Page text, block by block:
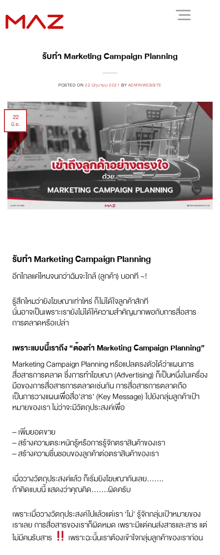
รับทำ Marketing Campaign Planning
POSTED ON22 มิถุนายน 2021 BY ADMINWEBSITE
22
มิ.ย.
รับทำ Marketing Campaign Planning
อีกไกลแค่ไหนจนกว่าฉันจะใกล้ (ลูกค้า) บอกที ~!
รู้สึกไหมว่ายิงโฆษณาเท่าไหร่ ก็ไม่ได้ใจลูกค้าสักที
นั่นอาจเป็นเพราะเรายังไม่ได้ให้ความสำคัญมากพอกับการสื่อสาร
การตลาดหรือเปล่า
เพราะแบบนี้เราถึง “ต้องทำ Marketing Campaign Planning”
Marketing Campaign Planning หรือแปลตรงตัวได้ว่าแผนการ
สื่อสารการตลาด ซึ่งการทำโฆษณา (Advertising) ก็เป็นหนึ่งในเครื่อง
มือของการสื่อสารการตลาดเช่นกัน การสื่อสารการตลาดถือ
เป็นการวางแผนเพื่อสื่อ’สาร’ (Key Message) ไปยังกลุ่มลูกค้าเป้า
หมายของเรา ไม่ว่าจะมีวัตถุประสงค์เพื่อ
– เพิ่มยอดขาย
– สร้างความตระหนักรู้หรือการรู้จักตราสินค้าของเรา
– สร้างความชื่นชอบของลูกค้าต่อตราสินค้าของเรา
เมื่อวางวัตถุประสงค์แล้ว ก็เริ่มยิงโฆษณากันเลย…….
ถ้าคิดแบบนี้ แสดงว่าคุณคิด…….ผิดครับ
เพราะเมื่อวางวัตถุประสงค์ไปแล้วแต่เรา ‘ไม่’ รู้จักกลุ่มเป้าหมายของ
เราเลย การสื่อสารของเราก็ผิดหมด เพราะมีแต่คนส่งสารและสาร แต่
ไม่มีคนรับสาร
เพราะฉะนั้นเราต้องเข้าใจกลุ่มลูกค้าของเราก่อน